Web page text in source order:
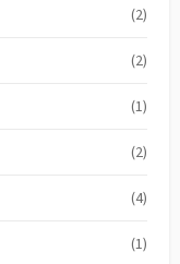
(2)
(2)
(1)
(2)
(4)
(1)